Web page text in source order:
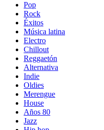
Pop
Rock
Éxitos
Música latina
Electro
Chillout
Reggaetón
Alternativa
Indie
Oldies
Merengue
House
Años 80
Jazz